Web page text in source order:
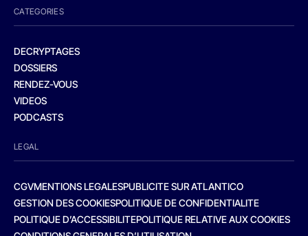
CATEGORIES
DECRYPTAGES
DOSSIERS
RENDEZ-VOUS
VIDEOS
PODCASTS
LEGAL
CGVMENTIONS LEGALESPUBLICITE SUR ATLANTICO
GESTION DES COOKIESPOLITIQUE DE CONFIDENTIALITE
POLITIQUE D’ACCESSIBILITEPOLITIQUE RELATIVE AUX COOKIES